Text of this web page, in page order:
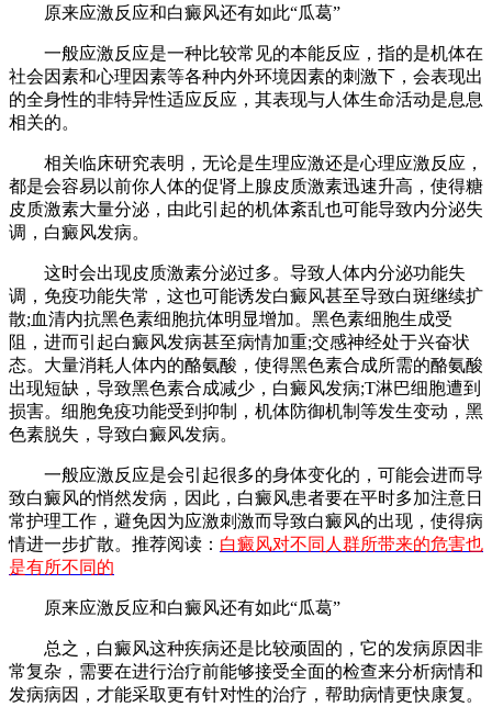
原来应激反应和白癜风还有如此“瓜葛”
一般应激反应是一种比较常见的本能反应，指的是机体在
社会因素和心理因素等各种内外环境因素的刺激下，会表现出
的全身性的非特异性适应反应，其表现与人体生命活动是息息
相关的。
相关临床研究表明，无论是生理应激还是心理应激反应，
都是会容易以前你人体的促肾上腺皮质激素迅速升高，使得糖
皮质激素大量分泌，由此引起的机体紊乱也可能导致内分泌失
调，白癜风发病。
这时会出现皮质激素分泌过多。导致人体内分泌功能失
调，免疫功能失常，这也可能诱发白癜风甚至导致白斑继续扩
散;血清内抗黑色素细胞抗体明显增加。黑色素细胞生成受
阻，进而引起白癜风发病甚至病情加重;交感神经处于兴奋状
态。大量消耗人体内的酪氨酸，使得黑色素合成所需的酪氨酸
出现短缺，导致黑色素合成减少，白癜风发病;T淋巴细胞遭到
损害。细胞免疫功能受到抑制，机体防御机制等发生变动，黑
色素脱失，导致白癜风发病。
一般应激反应是会引起很多的身体变化的，可能会进而导
致白癜风的悄然发病，因此，白癜风患者要在平时多加注意日
常护理工作，避免因为应激刺激而导致白癜风的出现，使得病
情进一步扩散。推荐阅读： 白癜风对不同人群所带来的危害也
是有所不同的
原来应激反应和白癜风还有如此“瓜葛”
总之，白癜风这种疾病还是比较顽固的，它的发病原因非
常复杂，需要在进行治疗前能够接受全面的检查来分析病情和
发病病因，才能采取更有针对性的治疗，帮助病情更快康复。